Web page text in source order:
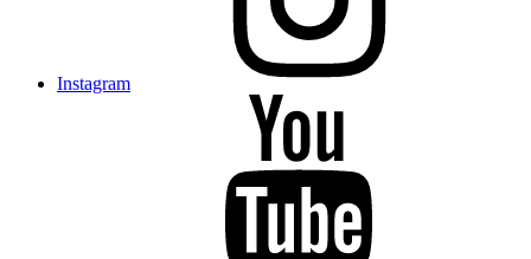
Instagram